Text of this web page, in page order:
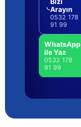
Arayın
0532 178
91 99
WhatsApp
ile Yaz
0532 178
91 99